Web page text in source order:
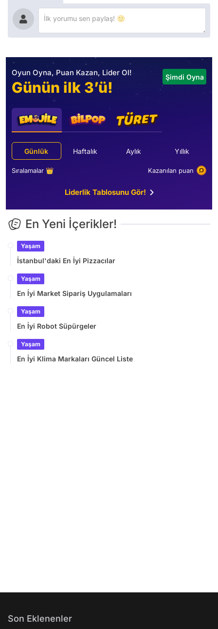
Oyun Oyna, Puan Kazan, Lider Ol!
Günün ilk 3’ü!
Şimdi Oyna
Günlük Haftalık Aylık Yıllık
Sıralamalar 👑 Kazanılan puan
Liderlik Tablosunu Gör!
En Yeni İçerikler!
Yaşam
İstanbul'daki En İyi Pizzacılar
Yaşam
En İyi Market Sipariş Uygulamaları
Yaşam
En İyi Robot Süpürgeler
Yaşam
En İyi Klima Markaları Güncel Liste
Son Eklenenler